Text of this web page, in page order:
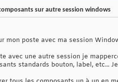
sur autre session windows
mon poste avec ma session
avec une autre session je
standards bouton, label, etc...